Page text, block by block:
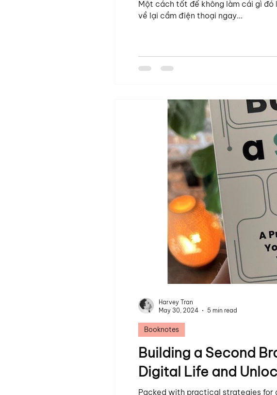
Một cách tốt để không làm cái gì đó
về lại cầm điện thoại ngay...
Building a Second
Digital Life and
Packed with practical strategies for
Booknotes
Harvey Tran
May 30, 2024
5 min read